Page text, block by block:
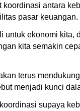
antara
pasar keuangan.
ekonomi
kita semakin
terus
menjadi kunci
supaya